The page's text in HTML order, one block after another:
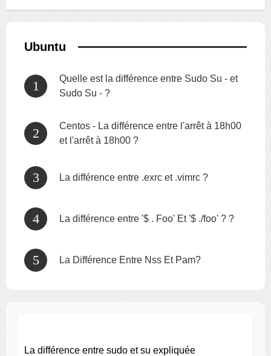
Ubuntu
Quelle est la différence entre Sudo Su - et
Sudo Su - ?
Centos - La différence entre l'arrêt à 18h00
et l'arrêt à 18h00 ?
La différence entre .exrc et .vimrc ?
La différence entre '$ . Foo' Et '$ ./foo' ? ?
La Différence Entre Nss Et Pam?
La différence entre sudo et su expliquée